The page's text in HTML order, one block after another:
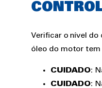
Verificar o nível do
óleo do motor tem
CUIDADO:
CUIDADO: